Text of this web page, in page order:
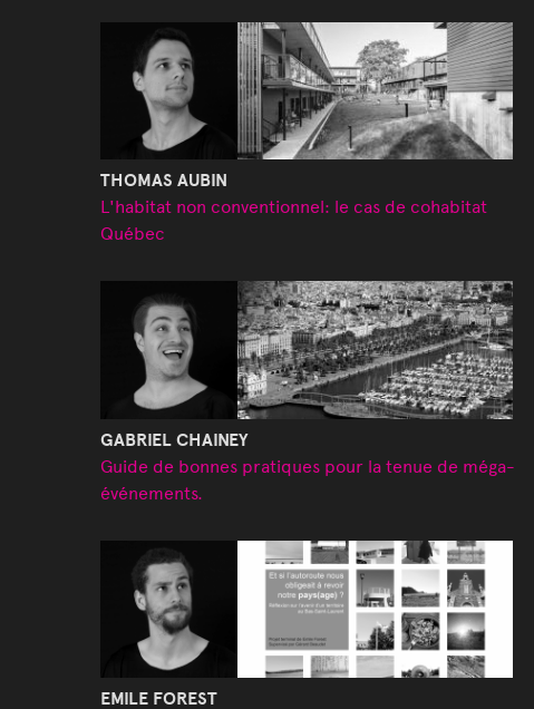
THOMAS AUBIN
L'habitat non conventionnel: le cas de cohabitat
Québec
GABRIEL CHAINEY
Guide de bonnes pratiques pour la tenue de méga-
événements.
EMILE FOREST